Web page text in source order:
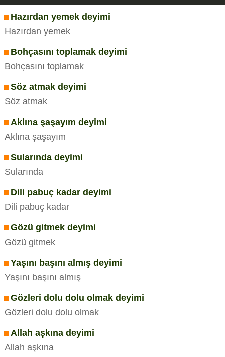
Hazırdan yemek deyimi
Hazırdan yemek
Bohçasını toplamak deyimi
Bohçasını toplamak
Söz atmak deyimi
Söz atmak
Aklına şaşayım deyimi
Aklına şaşayım
Sularında deyimi
Sularında
Dili pabuç kadar deyimi
Dili pabuç kadar
Gözü gitmek deyimi
Gözü gitmek
Yaşını başını almış deyimi
Yaşını başını almış
Gözleri dolu dolu olmak deyimi
Gözleri dolu dolu olmak
Allah aşkına deyimi
Allah aşkına